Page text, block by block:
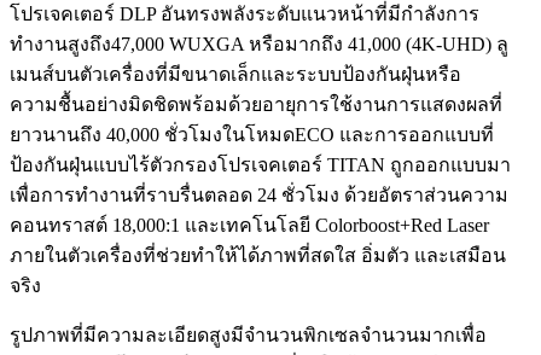
โปรเจคเตอร์ DLP อันทรงพลังระดับแนวหน้าที่มีกำลังการ
ทำงานสูงถึง47,000 WUXGA หรือมากถึง 41,000 (4K-UHD) ลู
เมนส์บนตัวเครื่องที่มีขนาดเล็กและระบบป้องกันฝุ่นหรือ
ความชื้นอย่างมิดชิดพร้อมด้วยอายุการใช้งานการแสดงผลที่
ยาวนานถึง 40,000 ชั่วโมงในโหมดECO และการออกแบบที่
ป้องกันฝุ่นแบบไร้ตัวกรองโปรเจคเตอร์ TITAN ถูกออกแบบมา
เพื่อการทำงานที่ราบรื่นตลอด 24 ชั่วโมง ด้วยอัตราส่วนความ
คอนทราสต์ 18,000:1 และเทคโนโลยี Colorboost+Red Laser
ภายในตัวเครื่องที่ช่วยทำให้ได้ภาพที่สดใส อิ่มตัว และเสมือน
จริง
รูปภาพที่มีความละเอียดสูงมีจำนวนพิกเซลจำนวนมากเพื่อ